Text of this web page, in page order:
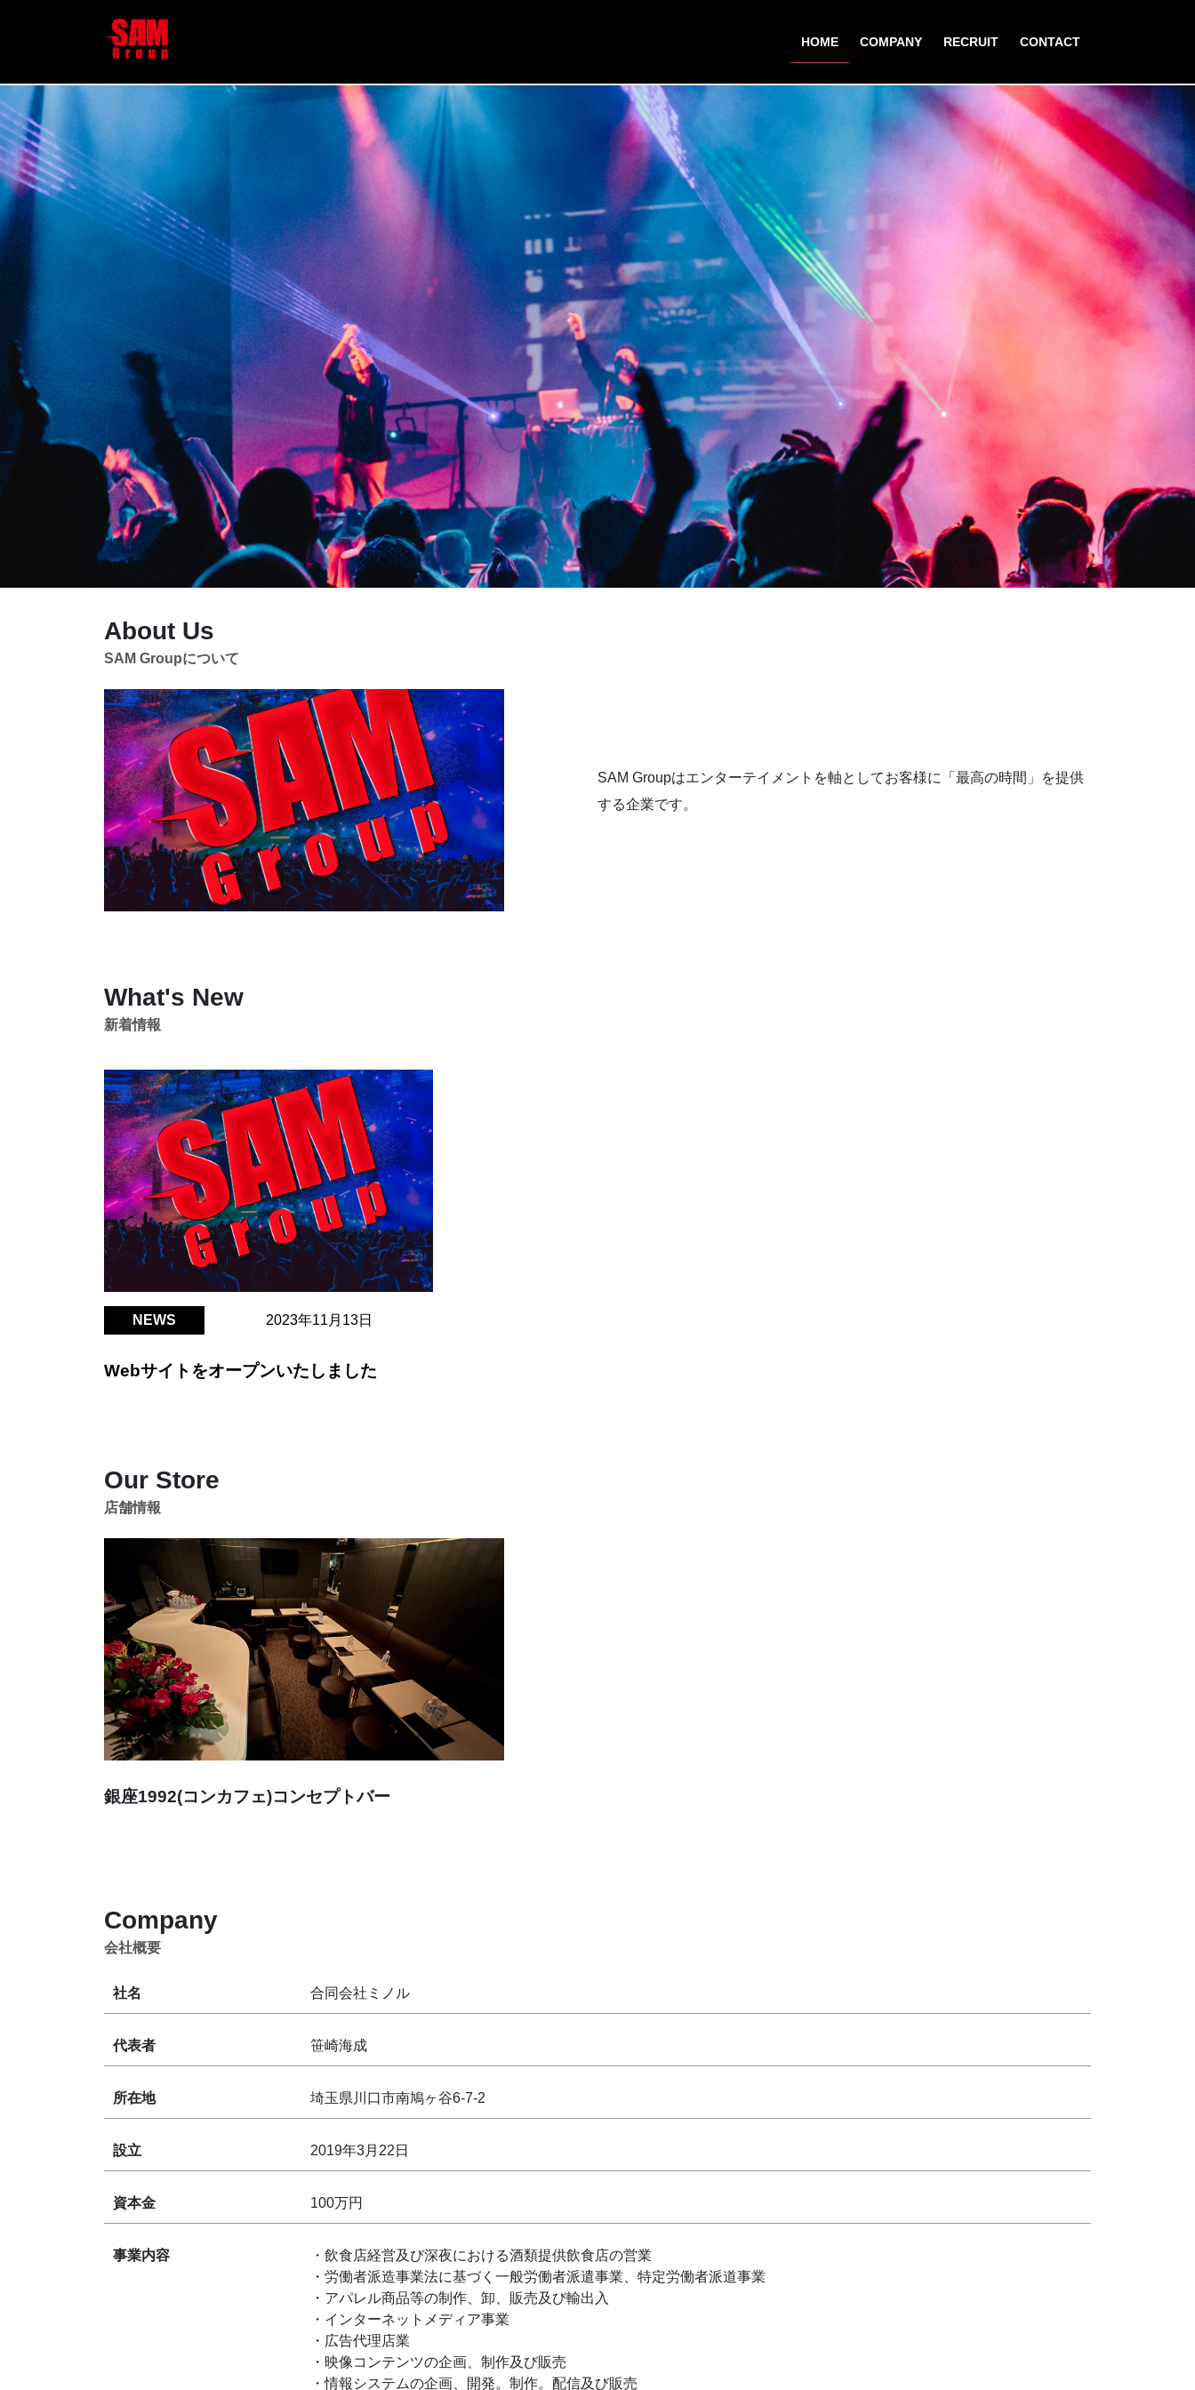
へ
ス
キ
ッ
プ
ョ
ン
に
移
動
HOME COMPANY RECRUIT CONTACT
About Us
SAM Groupについて
SAM Groupはエンターテイメントを軸としてお客様に「最高の時間」を提供
する企業です。
What's New
新着情報
NEWS 2023年11月13日
Webサイトをオープンいたしました
Our Store
店舗情報
銀座1992(コンカフェ)コンセプトバー
Company
会社概要
社名 合同会社ミノル
代表者 笹崎海成
所在地 埼玉県川口市南鳩ヶ谷6-7-2
設立 2019年3月22日
資本金 100万円
事業内容
・飲食店経営及び深夜における酒類提供飲食店の営業
・労働者派造事業法に基づく一般労働者派遣事業、特定労働者派道事業
・アパレル商品等の制作、卸、販売及び輸出入
・インターネットメディア事業
・広告代理店業
・映像コンテンツの企画、制作及び販売
・情報システムの企画、開発。制作。配信及び販売